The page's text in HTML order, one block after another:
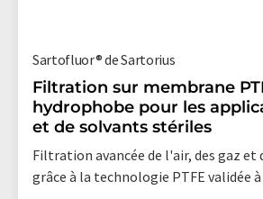
Sartofluor® de Sartorius
Filtration sur membrane
hydrophobe pour les
et de solvants stériles
Filtration avancée de l'air, des gaz et
grâce à la technologie PTFE validée